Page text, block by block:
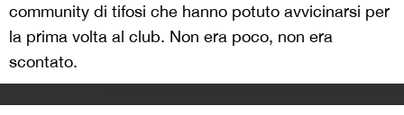
community di tifosi che hanno potuto avvicinarsi per
la prima volta al club. Non era poco, non era
scontato.